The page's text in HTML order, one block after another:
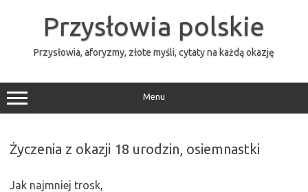
Przysłowia polskie
Przysłowia, aforyzmy, złote myśli, cytaty na każdą okazję
Menu
Życzenia z okazji 18 urodzin, osiemnastki
Jak najmniej trosk,